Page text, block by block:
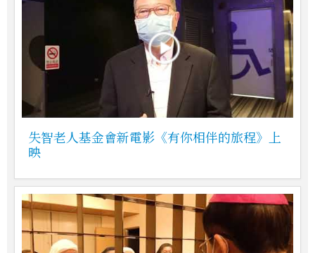
失智老人基金會新電影《有你相伴的旅程》上
映